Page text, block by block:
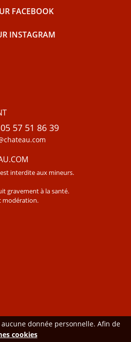
FACEBOOK
INSTAGRAM
57 51 86 39
interdite aux mineurs.
gravement à la santé.
modération.
donnée personnelle. Afin de
cookies